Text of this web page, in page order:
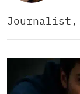
Journalist,